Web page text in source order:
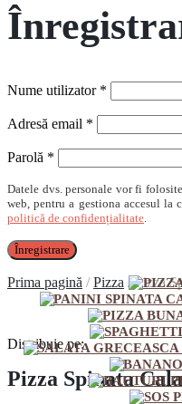
Nume utilizator *
Adresă email *
Parolă *
Datele dvs. personale vor fi
web, pentru a gestiona accesul la
politică de confidențialitate.
Înregistrare
Prima pagină / Pizza /Pizza
Distribuie pe:
Pizza Spinata